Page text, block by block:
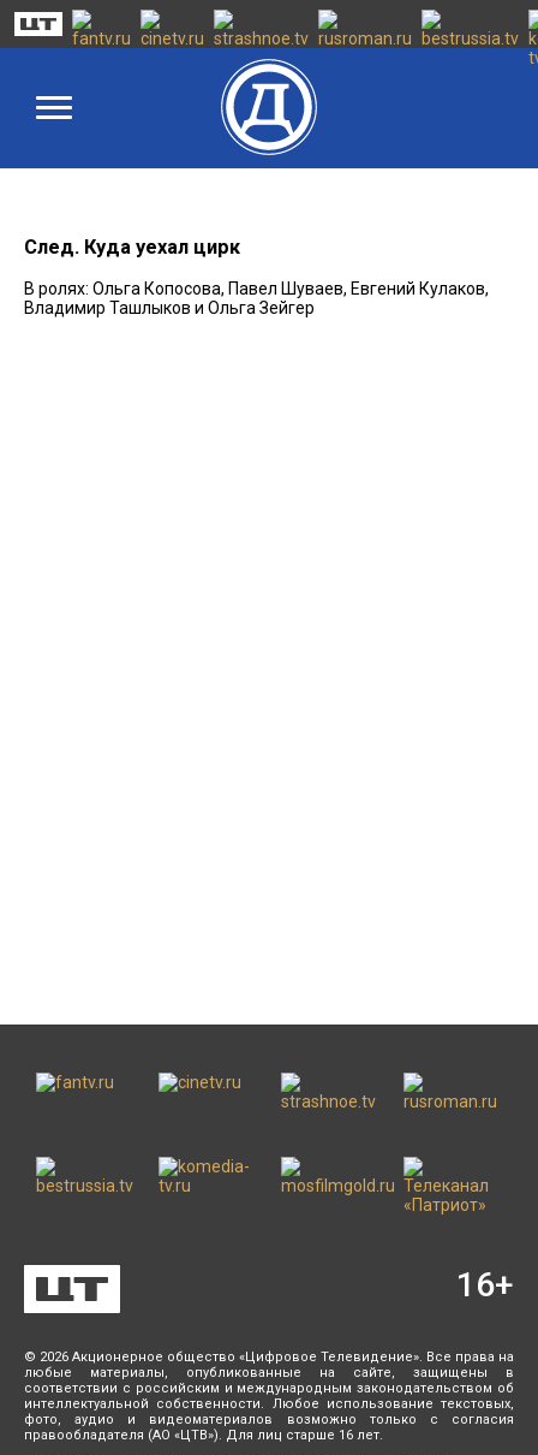
След. Куда уехал цирк
В ролях: Ольга Копосова, Павел Шуваев, Евгений Кулаков,
Владимир Ташлыков и Ольга Зейгер
© 2026 Акционерное общество «Цифровое Телевидение». Все права на
любые материалы, опубликованные на сайте, защищены в
соответствии с российским и международным законодательством об
интеллектуальной собственности. Любое использование текстовых,
фото, аудио и видеоматериалов возможно только с согласия
правообладателя (АО «ЦТВ»). Для лиц старше 16 лет.
16+